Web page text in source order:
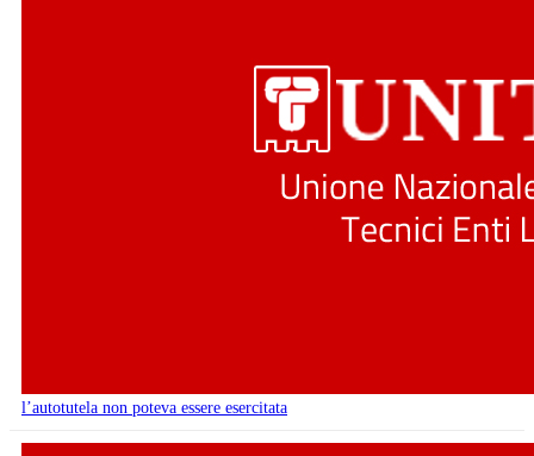
l’autotutela non poteva essere esercitata